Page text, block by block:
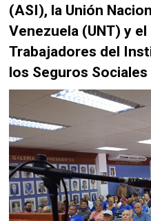
(ASI), la Unión
Venezuela (UNT) y
Trabajadores del
los Seguros Sociales